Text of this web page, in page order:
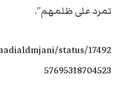
تمرد على ظلمهم”.
status/17492
57695318704523